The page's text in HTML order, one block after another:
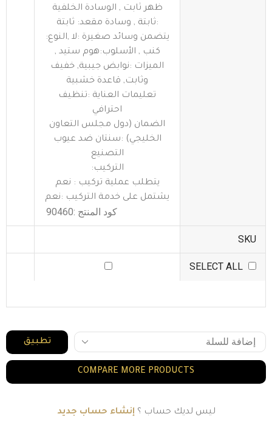
ظهر ثابت , الوسادة الخلفية
:ثابتة , وسادة مقعد: ثابتة
يتضمن وسائد صغيرة :لا ,النوع:
كنب , الأسلوب:هوم ستيد ,
الميزات :نوابض جيبية, خفيف
وثابت, قاعدة خشبية
تعليمات العناية :تنظيف
احترافي
الضمان (دول مجلس التعاون
الخليجي) :سنتان ضد عيوب
التصنيع
التركيب:
يتطلب عملية تركيب : نعم
يشتمل على خدمة التركيب :نعم
كود المنتج :90460
SKU
SELECT ALL
تطبيق
COMPARE MORE PRODUCTS
ليس لديك حساب ؟ إنشاء حساب جديد